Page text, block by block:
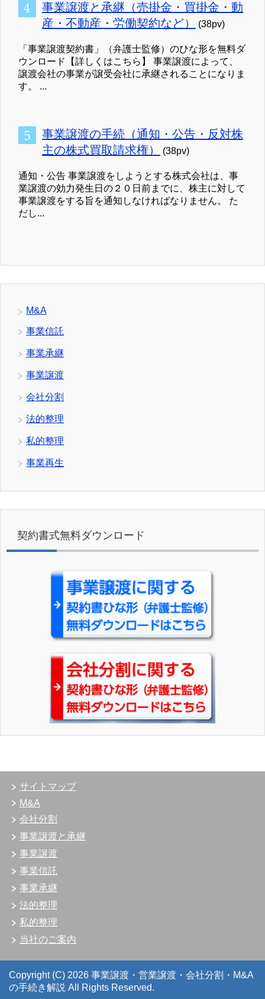
事業譲渡と承継（売掛金・買掛金・動
産・不動産・労働契約など）
(38pv)
「事業譲渡契約書」（弁護士監修）のひな形を無料ダ
ウンロード【詳しくはこちら】 事業譲渡によって、
譲渡会社の事業が譲受会社に承継されることになりま
す。 ...
事業譲渡の手続（通知・公告・反対株
主の株式買取請求権）
(38pv)
通知・公告 事業譲渡をしようとする株式会社は、事
業譲渡の効力発生日の２０日前までに、株主に対して
事業譲渡をする旨を通知しなければなりません。 た
だし...
M&A
事業信託
事業承継
事業譲渡
会社分割
法的整理
私的整理
事業再生
契約書式無料ダウンロード
サイトマップ
M&A
会社分割
事業譲渡と承継
事業譲渡
事業信託
事業承継
法的整理
私的整理
当社のご案内
Copyright (C) 2026 事業譲渡・営業譲渡・会社分割・M&A
の手続き解説 All Rights Reserved.